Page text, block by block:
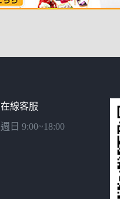
線客服
日 9:00~18:00